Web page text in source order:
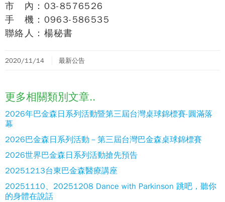
市 內：03-8576526
手 機：0963-586535
聯絡人：楊秘書
2020/11/14 最新公告
更多相關類別文章..
2026年巴金森日系列活動暨第三屆台灣桌球錦標賽-圓滿落
幕
2026巴金森日系列活動－第三屆台灣巴金森桌球錦標賽
2026世界巴金森日系列活動搶先預告
20251213台東巴金森醫療講座
20251110、20251208 Dance with Parkinson 跳吧，聽你
的身體在說話